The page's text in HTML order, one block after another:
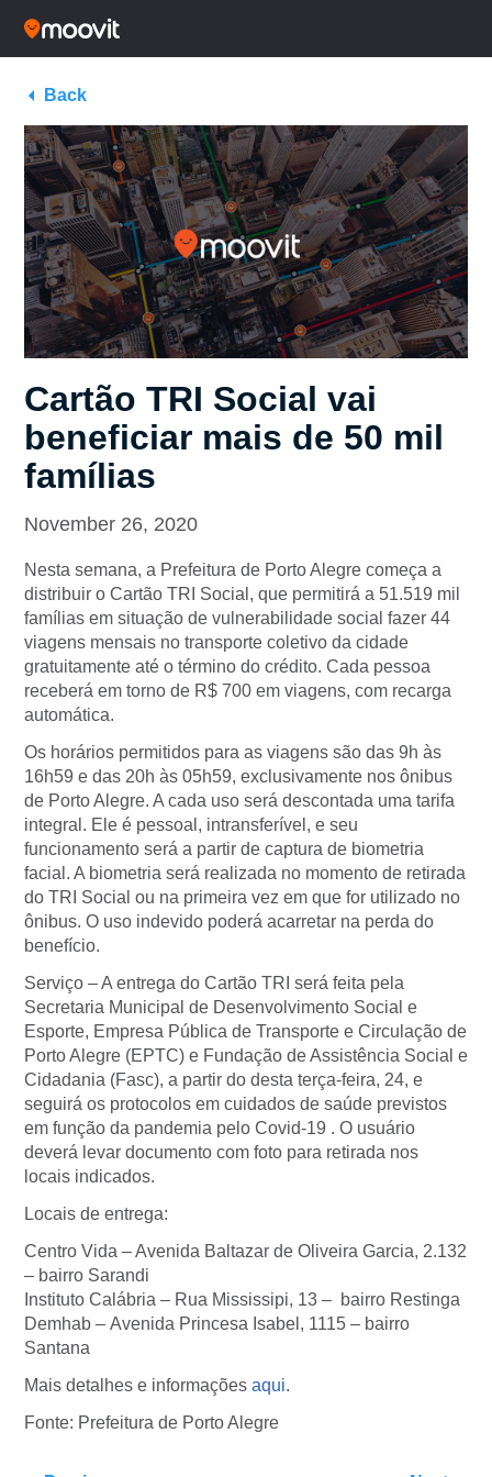
Back
Cartão TRI Social vai
beneficiar mais de 50 mil
famílias
November 26, 2020
Nesta semana, a Prefeitura de Porto Alegre começa a
distribuir o Cartão TRI Social, que permitirá a 51.519 mil
famílias em situação de vulnerabilidade social fazer 44
viagens mensais no transporte coletivo da cidade
gratuitamente até o término do crédito. Cada pessoa
receberá em torno de R$ 700 em viagens, com recarga
automática.
Os horários permitidos para as viagens são das 9h às
16h59 e das 20h às 05h59, exclusivamente nos ônibus
de Porto Alegre. A cada uso será descontada uma tarifa
integral. Ele é pessoal, intransferível, e seu
funcionamento será a partir de captura de biometria
facial. A biometria será realizada no momento de retirada
do TRI Social ou na primeira vez em que for utilizado no
ônibus. O uso indevido poderá acarretar na perda do
benefício.
Serviço – A entrega do Cartão TRI será feita pela
Secretaria Municipal de Desenvolvimento Social e
Esporte, Empresa Pública de Transporte e Circulação de
Porto Alegre (EPTC) e Fundação de Assistência Social e
Cidadania (Fasc), a partir do desta terça-feira, 24, e
seguirá os protocolos em cuidados de saúde previstos
em função da pandemia pelo Covid-19 . O usuário
deverá levar documento com foto para retirada nos
locais indicados.
Locais de entrega:
Centro Vida – Avenida Baltazar de Oliveira Garcia, 2.132
– bairro Sarandi
Instituto Calábria – Rua Mississipi, 13 – bairro Restinga
Demhab – Avenida Princesa Isabel, 1115 – bairro
Santana
Mais detalhes e informações aqui.
Fonte: Prefeitura de Porto Alegre